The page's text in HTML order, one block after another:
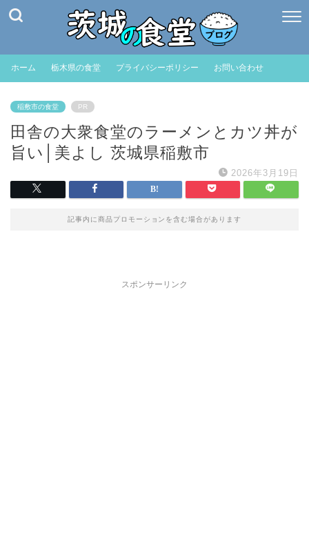
ホーム 栃木県の食堂 プライバシーポリシー お問い合わせ
稲敷市の食堂 PR
田舎の大衆食堂のラーメンとカツ丼が
旨い│美よし 茨城県稲敷市
2026年3月19日
記事内に商品プロモーションを含む場合があります
スポンサーリンク